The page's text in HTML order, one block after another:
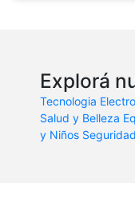
Explorá
Tecnologia
Salud y Belleza
y Niños